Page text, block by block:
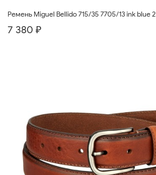
Ремень Miguel Bellido 715/35 7705/13 ink blue 2
7 380 ₽